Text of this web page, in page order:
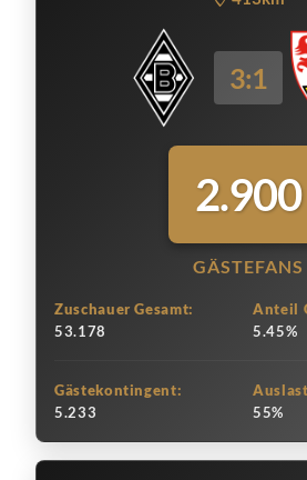
3:1
2.900
GÄSTEFANS
Zuschauer Gesamt:
53.178
Anteil
5.45%
Gästekontingent:
5.233
55%